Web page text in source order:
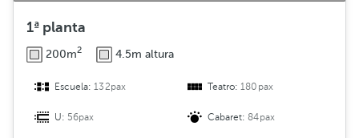
1ª planta
200m2 4.5m altura
Escuela:132pax Teatro:180pax
U: 56pax Cabaret:84pax